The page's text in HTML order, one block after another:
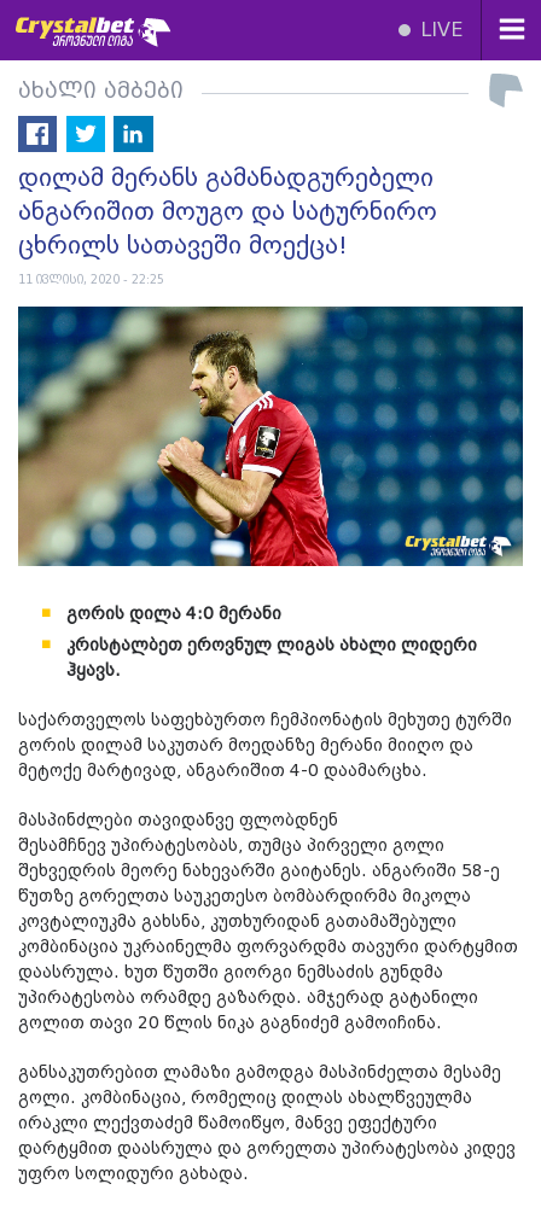
LIVE
ახალი ამბები
დილამ მერანს გამანადგურებელი
ანგარიშით მოუგო და სატურნირო
ცხრილს სათავეში მოექცა!
11 ივლისი, 2020 - 22:25
გორის დილა 4:0 მერანი
კრისტალბეთ ეროვნულ ლიგას ახალი ლიდერი
ჰყავს.
საქართველოს საფეხბურთო ჩემპიონატის მეხუთე ტურში
გორის დილამ საკუთარ მოედანზე მერანი მიიღო და
მეტოქე მარტივად, ანგარიშით 4-0 დაამარცხა.
მასპინძლები თავიდანვე ფლობდნენ
შესამჩნევ უპირატესობას, თუმცა პირველი გოლი
შეხვედრის მეორე ნახევარში გაიტანეს. ანგარიში 58-ე
წუთზე გორელთა საუკეთესო ბომბარდირმა მიკოლა
კოვტალიუკმა გახსნა, კუთხურიდან გათამაშებული
კომბინაცია უკრაინელმა ფორვარდმა თავური დარტყმით
დაასრულა. ხუთ წუთში გიორგი ნემსაძის გუნდმა
უპირატესობა ორამდე გაზარდა. ამჯერად გატანილი
გოლით თავი 20 წლის ნიკა გაგნიძემ გამოიჩინა.
განსაკუთრებით ლამაზი გამოდგა მასპინძელთა მესამე
გოლი. კომბინაცია, რომელიც დილას ახალწვეულმა
ირაკლი ლექვთაძემ წამოიწყო, მანვე ეფექტური
დარტყმით დაასრულა და გორელთა უპირატესობა კიდევ
უფრო სოლიდური გახადა.